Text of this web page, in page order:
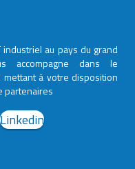
au pays du grand
accompagne dans le
à votre disposition
partenaires
Linkedin